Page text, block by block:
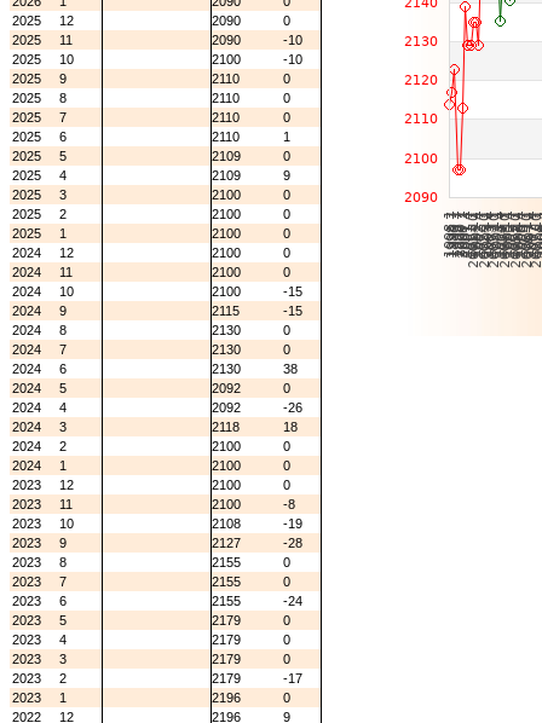
2025
12 2090
0
2025
11 2090
-10
2025
10 2100
-10
2025
9 2110
0
2025
8 2110
0
2025
7 2110
0
2025
6 2110
1
2025
5 2109
0
2025
4 2109
9
2025
3 2100
0
2025
2 2100
0
2025
1 2100
0
2024
12 2100
0
2024
11 2100
0
2024
10 2100
-15
2024
9 2115
-15
2024
8 2130
0
2024
7 2130
0
2024
6 2130
38
2024
5 2092
0
2024
4 2092
-26
2024
3 2118
18
2024
2 2100
0
2024
1 2100
0
2023
12 2100
0
2023
11 2100
-8
2023
10 2108
-19
2023
9 2127
-28
2023
8 2155
0
2023
7 2155
0
2023
6 2155
-24
2023
5 2179
0
2023
4 2179
0
2023
3 2179
0
2023
2 2179
-17
2023
1 2196
0
2022
12 2196
9